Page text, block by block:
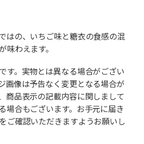
はの、いちご味と糖衣の食感の混
味わえます。
す。実物とは異なる場合がござい
画像は予告なく変更となる場合が
商品表示の記載内容に関しまして
場合もございます。お手元に届き
ご確認いただきますようお願いし